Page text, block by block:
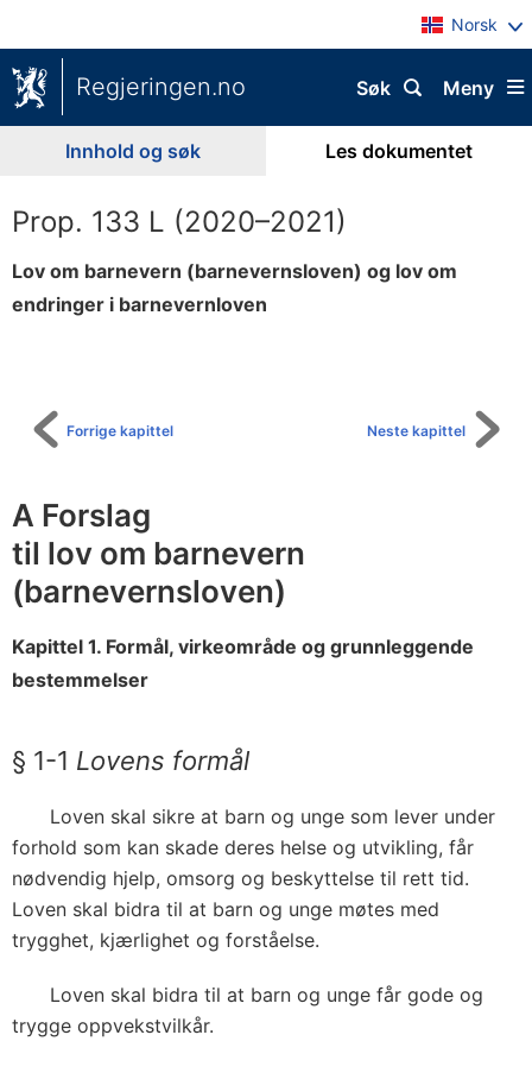
Norsk
Regjeringen.no Meny
Søk
Innhold og søk Les dokumentet
Prop. 133 L (2020–2021)
Lov om barnevern (barnevernsloven) og lov om
endringer i barnevernloven
Neste kapittel
Forrige kapittel
A Forslag
til lov om barnevern
(barnevernsloven)
Kapittel 1. Formål, virkeområde og grunnleggende
bestemmelser
§ 1-1 Lovens formål
Loven skal sikre at barn og unge som lever under
forhold som kan skade deres helse og utvikling, får
nødvendig hjelp, omsorg og beskyttelse til rett tid.
Loven skal bidra til at barn og unge møtes med
trygghet, kjærlighet og forståelse.
Loven skal bidra til at barn og unge får gode og
trygge oppvekstvilkår.